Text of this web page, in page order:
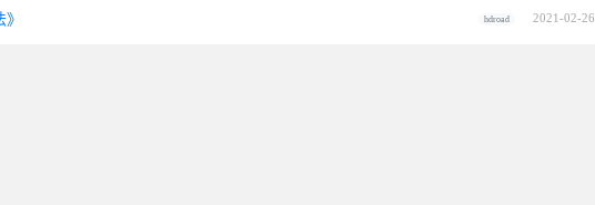
hdroad 2021-02-26